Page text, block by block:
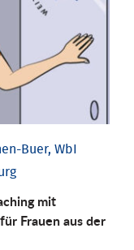
Buer, WbI
mit
Frauen aus der